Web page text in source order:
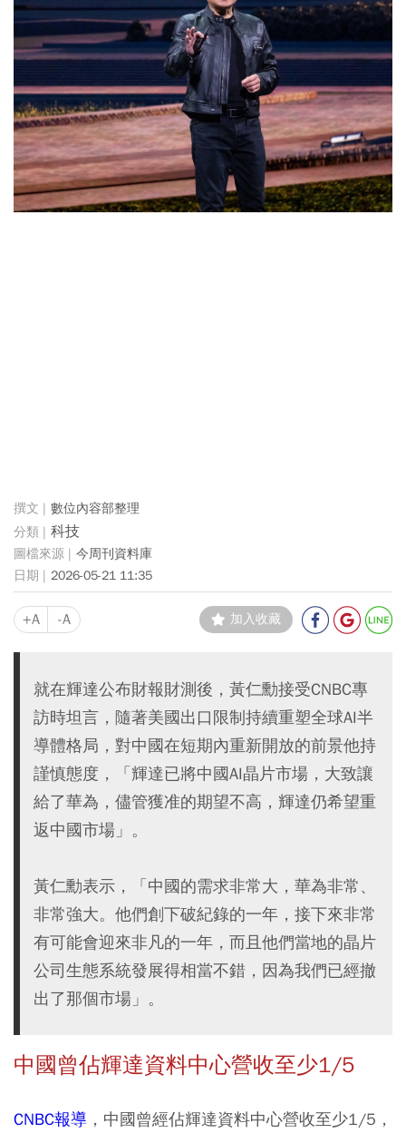
數位內容部整理
科技
今周刊資料庫
2026-05-21 11:35
+A -A 加入收藏
就在輝達公布財報財測後，黃仁勳接受CNBC專
訪時坦言，隨著美國出口限制持續重塑全球AI半
導體格局，對中國在短期內重新開放的前景他持
謹慎態度，「輝達已將中國AI晶片市場，大致讓
給了華為，儘管獲准的期望不高，輝達仍希望重
返中國市場」。
黃仁勳表示，「中國的需求非常大，華為非常、
非常強大。他們創下破紀錄的一年，接下來非常
有可能會迎來非凡的一年，而且他們當地的晶片
公司生態系統發展得相當不錯，因為我們已經撤
出了那個市場」。
中國曾佔輝達資料中心營收至少1/5
CNBC報導 ，中國曾經佔輝達資料中心營收至少1/5，